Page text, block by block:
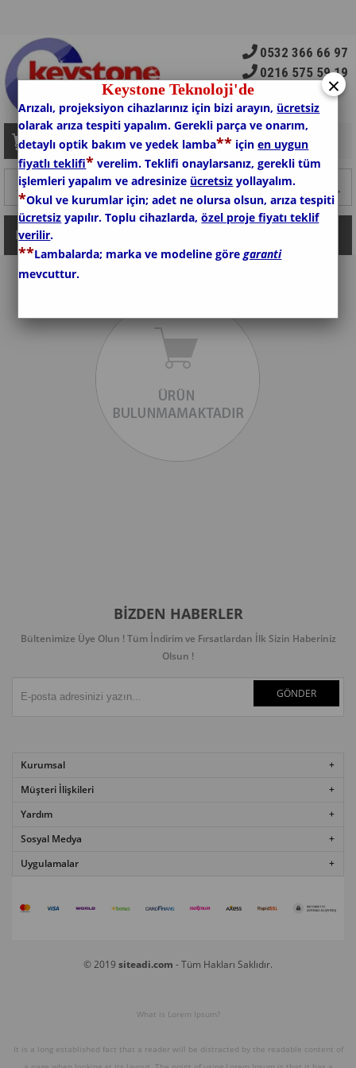
0532 366 66 97
0216 575 59 19
Sepetim 0 Ürün
Kategoriler
BIZDEN HABERLER
Bültenimize Üye Olun ! Tüm İndirim ve Fırsatlardan İlk Sizin Haberiniz
Olsun !
GÖNDER
Kurumsal
Müşteri İlişkileri
Yardım
Sosyal Medya
Uygulamalar
© 2019 siteadi.com - Tüm Hakları Saklıdır.
What is Lorem Ipsum?
It is a long established fact that a reader will be distracted by the readable content of
×
Keystone Teknoloji'de
Arızalı, projeksiyon cihazlarınız için bizi arayın, ücretsiz
olarak arıza tespiti yapalım. Gerekli parça ve onarım,
detaylı optik bakım ve yedek lamba** içinen uygun
fiyatlı teklifi* verelim. Teklifi onaylarsanız, gerekli tüm
işlemleri yapalım ve adresinize ücretsiz yollayalım.
*Okul ve kurumlar için; adet ne olursa olsun, arıza tespiti
ücretsiz yapılır. Toplu cihazlarda,özel proje fiyatı teklif
verilir.
**Lambalarda; marka ve modeline göregaranti
mevcuttur.